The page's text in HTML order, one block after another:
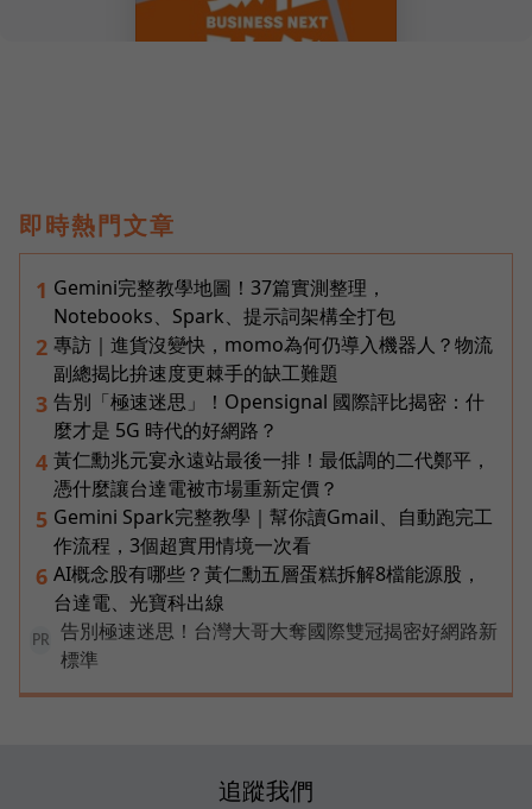
即時熱門文章
1 Gemini完整教學地圖！37篇實測整理，
Notebooks、Spark、提示詞架構全打包
2 專訪｜進貨沒變快，momo為何仍導入機器人？物流
副總揭比拚速度更棘手的缺工難題
3 告別「極速迷思」！Opensignal 國際評比揭密：什
麼才是 5G 時代的好網路？
4 黃仁勳兆元宴永遠站最後一排！最低調的二代鄭平，
憑什麼讓台達電被市場重新定價？
5 Gemini Spark完整教學｜幫你讀Gmail、自動跑完工
作流程，3個超實用情境一次看
6 AI概念股有哪些？黃仁勳五層蛋糕拆解8檔能源股，
台達電、光寶科出線
PR
告別極速迷思！台灣大哥大奪國際雙冠揭密好網路新
標準
追蹤我們